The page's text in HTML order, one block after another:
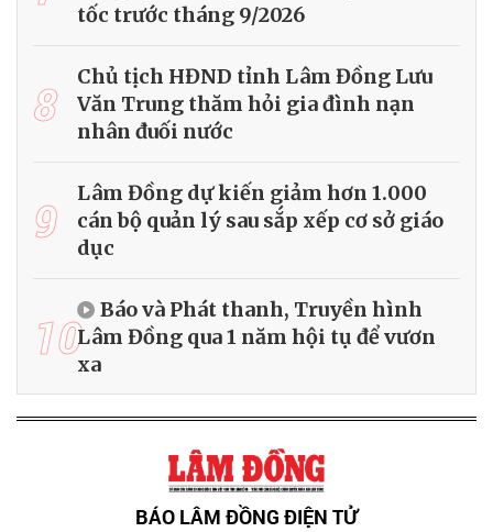
tốc trước tháng 9/2026
8
Chủ tịch HĐND tỉnh Lâm Đồng Lưu
Văn Trung thăm hỏi gia đình nạn
nhân đuối nước
9
Lâm Đồng dự kiến giảm hơn 1.000
cán bộ quản lý sau sắp xếp cơ sở giáo
dục
10
Báo và Phát thanh, Truyền hình
Lâm Đồng qua 1 năm hội tụ để vươn
xa
BÁO LÂM ĐỒNG ĐIỆN TỬ